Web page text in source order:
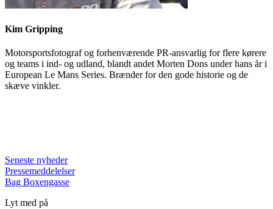
Kim Gripping
Motorsportsfotograf og forhenværende PR-ansvarlig for flere kørere
og teams i ind- og udland, blandt andet Morten Dons under hans år i
European Le Mans Series. Brænder for den gode historie og de
skæve vinkler.
Seneste nyheder
Pressemeddelelser
Bag Boxengasse
Lyt med på